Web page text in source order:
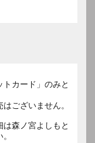
カード」のみと
ございません。
森ノ宮よしもと